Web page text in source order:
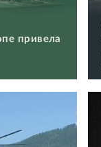
привела